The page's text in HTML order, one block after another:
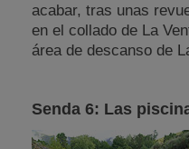
acabar, tras unas
en el collado de La
área de descanso de
Senda 6: Las